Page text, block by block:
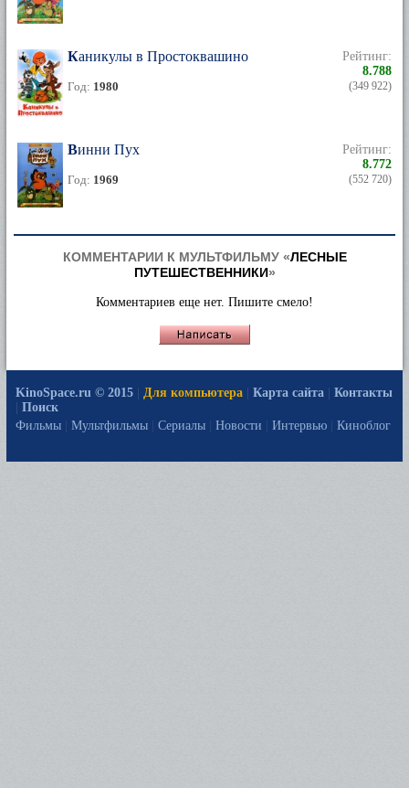
Каникулы в Простоквашино
Год: 1980
Рейтинг:
8.788
(349 922)
Винни Пух
Год: 1969
Рейтинг:
8.772
(552 720)
КОММЕНТАРИИ К МУЛЬТФИЛЬМУ «ЛЕСНЫЕ
ПУТЕШЕСТВЕННИКИ»
Комментариев еще нет. Пишите смело!
KinoSpace.ru © 2015 Для компьютера Карта сайта
Контакты
Поиск
Фильмы
Мультфильмы Сериалы Новости Интервью Киноблог